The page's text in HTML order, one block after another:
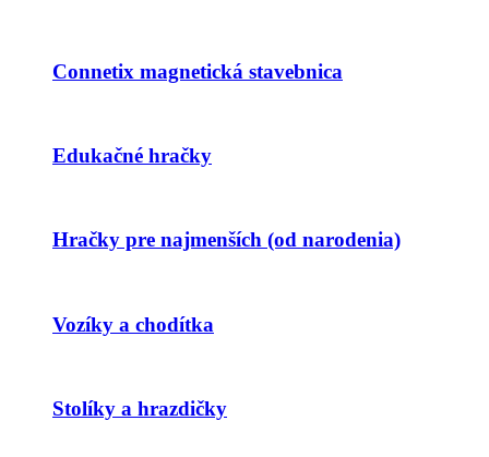
Connetix magnetická stavebnica
Edukačné hračky
Hračky pre najmenších (od narodenia)
Vozíky a chodítka
Stolíky a hrazdičky